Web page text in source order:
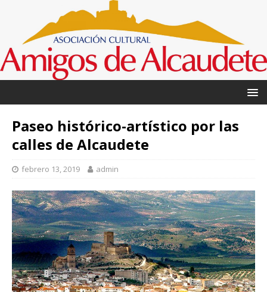
Paseo histórico-artístico por las
calles de Alcaudete
febrero 13, 2019 admin